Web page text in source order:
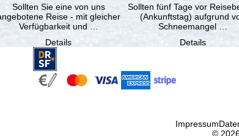
Sollten Sie eine von uns
Reise - mit gleicher
Verfügbarkeit und …
Details
Sollten fünf Tage vor
(Ankunftstag) aufgrund
Schneemangel …
Details
Impressum
©